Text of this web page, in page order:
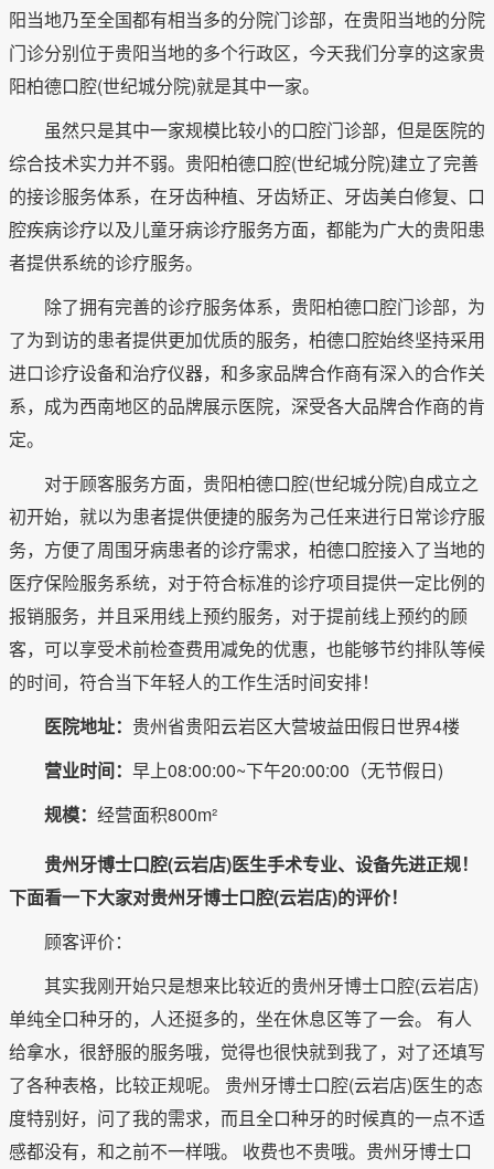
阳当地乃至全国都有相当多的分院门诊部，在贵阳当地的分院
门诊分别位于贵阳当地的多个行政区，今天我们分享的这家贵
阳柏德口腔(世纪城分院)就是其中一家。
虽然只是其中一家规模比较小的口腔门诊部，但是医院的
综合技术实力并不弱。贵阳柏德口腔(世纪城分院)建立了完善
的接诊服务体系，在牙齿种植、牙齿矫正、牙齿美白修复、口
腔疾病诊疗以及儿童牙病诊疗服务方面，都能为广大的贵阳患
者提供系统的诊疗服务。
除了拥有完善的诊疗服务体系，贵阳柏德口腔门诊部，为
了为到访的患者提供更加优质的服务，柏德口腔始终坚持采用
进口诊疗设备和治疗仪器，和多家品牌合作商有深入的合作关
系，成为西南地区的品牌展示医院，深受各大品牌合作商的肯
定。
对于顾客服务方面，贵阳柏德口腔(世纪城分院)自成立之
初开始，就以为患者提供便捷的服务为己任来进行日常诊疗服
务，方便了周围牙病患者的诊疗需求，柏德口腔接入了当地的
医疗保险服务系统，对于符合标准的诊疗项目提供一定比例的
报销服务，并且采用线上预约服务，对于提前线上预约的顾
客，可以享受术前检查费用减免的优惠，也能够节约排队等候
的时间，符合当下年轻人的工作生活时间安排！
医院地址： 贵州省贵阳云岩区大营坡益田假日世界4楼
营业时间： 早上08:00:00~下午20:00:00（无节假日)
规模： 经营面积800m²
贵州牙博士口腔(云岩店)医生手术专业、设备先进正规！
下面看一下大家对贵州牙博士口腔(云岩店)的评价！
顾客评价：
其实我刚开始只是想来比较近的贵州牙博士口腔(云岩店)
单纯全口种牙的，人还挺多的，坐在休息区等了一会。 有人
给拿水，很舒服的服务哦，觉得也很快就到我了，对了还填写
了各种表格，比较正规呢。 贵州牙博士口腔(云岩店)医生的态
度特别好，问了我的需求，而且全口种牙的时候真的一点不适
感都没有，和之前不一样哦。 收费也不贵哦。贵州牙博士口